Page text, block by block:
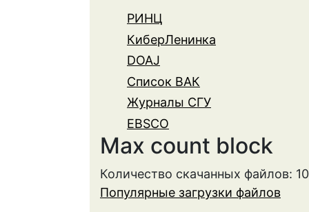
РИНЦ
КиберЛенинка
DOAJ
Список ВАК
Журналы СГУ
EBSCO
Max count block
Количество скачанных файлов:
Популярные загрузки файлов